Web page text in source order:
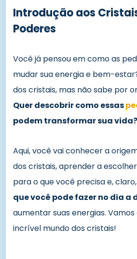
Introdução aos
Poderes
Você já pensou em como as
mudar sua energia e bem-
dos cristais, mas não sabe por
Quer descobrir como essas
podem transformar sua vida?
Aqui, você vai conhecer a
dos cristais, aprender a
para o que você precisa e, claro,
que você pode fazer no dia a
aumentar suas energias.
incrível mundo dos cristais!